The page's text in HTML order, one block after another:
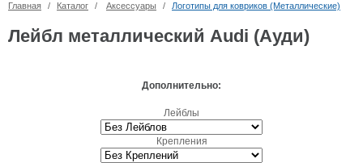
Главная / Каталог / Аксессуары / Логотипы для ковриков (Металлические)
Лейбл металлический Audi (Ауди)
Дополнительно:
Лейблы
Крепления